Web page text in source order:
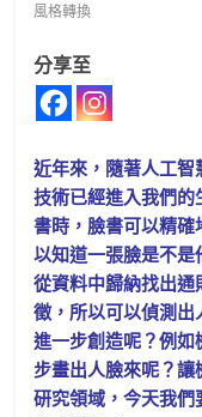
風格轉換
分享至
近年來，隨著人工智
技術已經進入我們的
書時，臉書可以精確
以知道一張臉是不是
從資料中歸納找出通
徵，所以可以偵測出
進一步創造呢？例如
步畫出人臉來呢？讓
研究領域，今天我